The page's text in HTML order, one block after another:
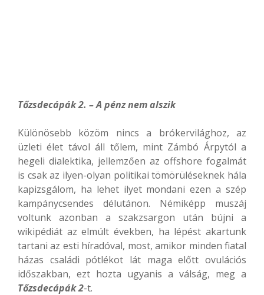
Tőzsdecápák 2. – A pénz nem alszik
Különösebb közöm nincs a brókervilághoz, az
üzleti élet távol áll tőlem, mint Zámbó Árpytól a
hegeli dialektika, jellemzően az offshore fogalmát
is csak az ilyen-olyan politikai tömörüléseknek hála
kapizsgálom, ha lehet ilyet mondani ezen a szép
kampánycsendes délutánon. Némiképp muszáj
voltunk azonban a szakzsargon után bújni a
wikipédiát az elmúlt években, ha lépést akartunk
tartani az esti híradóval, most, amikor minden fiatal
házas családi pótlékot lát maga előtt ovulációs
időszakban, ezt hozta ugyanis a válság, meg a
Tőzsdecápák 2-t.